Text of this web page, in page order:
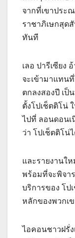
จากที่เขาประ
ราชาภิเษกสุด
ทันที
เลอ ปารีเซียง
จะเข้ามาแทน
ตกลงสองปี เ
ตั้งโปเช็ตติโน่
ไปที่ ลอนดอนเ
ว่า โปเช็ตติโน่
และรายงานให
พร้อมที่จะพิจา
บริการของ โป
หลักของพวกเ
ไอคอนชาวฝรั่